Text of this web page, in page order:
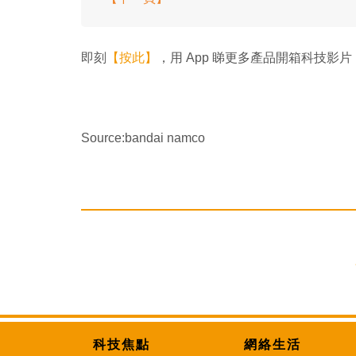
即刻 【按此】 ，用 App 睇更多產品開箱科技影片
Source:bandai namco
科技焦點 網絡生活